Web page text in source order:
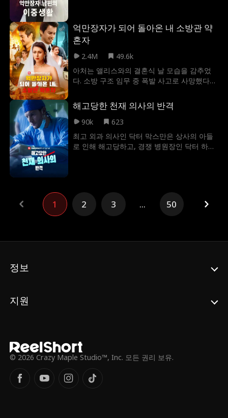
된다. 자신이 들어선 곳은 행복한 결말이 아닌,
손우드 가문에 숨겨진 어두운 과거가 만들어
낸 악몽이라는 걸. 그리고 그 악몽은 그녀의 목
숨까지 위협할 수 있다는 걸."
녀는 아는 바가 거의 없습니다... 그녀는 실제로
비밀 억만장자와 결혼했습니다! 그녀가 진실을
알게 되면 어떻게 될까요? 더 좋은 질문은... 애
초에 왜 세바스찬 클라인이 자신의 신분을 숨
기고 있는 걸까요?!
억만장자가 되어 돌아온 내 소방관 약
혼자
2.4M
49.6k
아처는 앨리스와의 결혼식 날 모습을 감추었
다. 소방 구조 임무 중 폭발 사고로 사망했다는
를 추잡스러운 남자 필립과 억지로 결혼을 시
키려 하고. 그렇게 시작된 결혼식 날, 앨리스는
자신의 남편을 다시 마주하지만, 그는 이미 다
른 사람의 약혼자가 되어 있었다.
해고당한 천재 의사의 반격
90k
623
최고 외과 의사인 닥터 막스만은 상사의 아들
로 인해 해고당하고, 경쟁 병원장인 닥터 하트
1 2 3 ... 50
정보
지원
© 2026 Crazy Maple Studio™, Inc. 모든 권리 보유.